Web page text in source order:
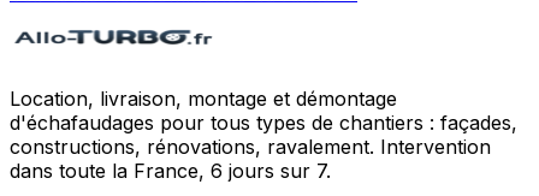
Location, livraison, montage et démontage
d'échafaudages pour tous types de chantiers : façades,
constructions, rénovations, ravalement. Intervention
dans toute la France, 6 jours sur 7.